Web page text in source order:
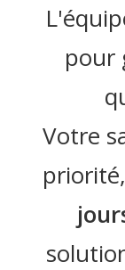
pour
Votre